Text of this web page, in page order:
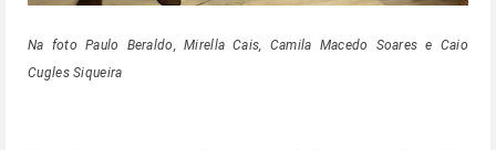
Na foto Paulo Beraldo, Mirella Cais, Camila Macedo Soares e Caio
Cugles Siqueira